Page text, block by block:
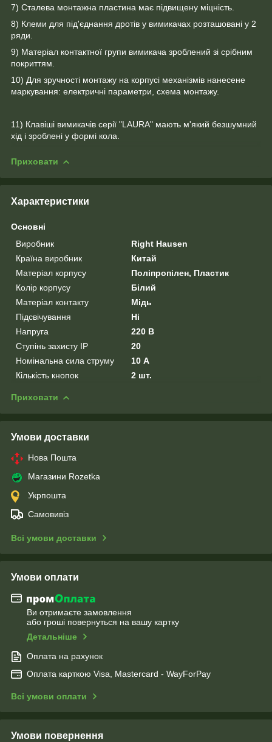
7) Сталева монтажна пластина має підвищену міцність.
8) Клеми для під'єднання дротів у вимикачах розташовані у 2
ряди.
9) Матеріал контактної групи вимикача зроблений зі срібним
покриттям.
10) Для зручності монтажу на корпусі механізмів нанесене
маркування: електричні параметри, схема монтажу.
11) Клавіші вимикачів серії "LAURA" мають м'який безшумний
хід і зроблені у формі кола.
Приховати
Характеристики
Основні
Виробник
Right Hausen
Країна виробник
Китай
Матеріал корпусу
Поліпропілен, Пластик
Колір корпусу
Білий
Матеріал контакту
Мідь
Підсвічування
Ні
Напруга
220 В
Ступінь захисту IP
20
Номінальна сила струму
10 А
Кількість кнопок
2 шт.
Приховати
Умови доставки
Нова Пошта
Магазини Rozetka
Укрпошта
Самовивіз
Всі умови доставки
Умови оплати
Ви отримаєте замовлення
або гроші повернуться на вашу картку
Детальніше
Оплата на рахунок
Оплата карткою Visa, Mastercard - WayForPay
Всі умови оплати
Умови повернення